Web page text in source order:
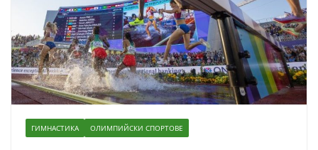
ГИМНАСТИКА ОЛИМПИЙСКИ СПОРТОВЕ